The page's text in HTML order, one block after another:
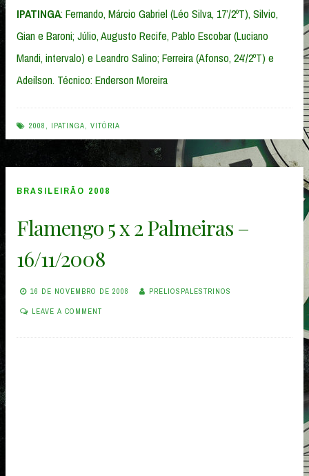
IPATINGA: Fernando, Márcio Gabriel (Léo Silva, 17’/2ºT), Silvio,
Gian e Baroni; Júlio, Augusto Recife, Pablo Escobar (Luciano
Mandi, intervalo) e Leandro Salino; Ferreira (Afonso, 24’/2ºT) e
Adeílson. Técnico: Enderson Moreira
2008 IPATINGA VITÓRIA
BRASILEIRÃO 2008
Flamengo 5 x 2 Palmeiras –
16/11/2008
16 DE NOVEMBRO DE 2008 PRELIOSPALESTRINOS
LEAVE A COMMENT